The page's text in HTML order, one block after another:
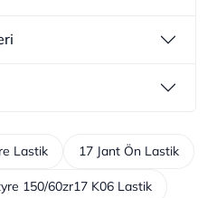
Lastik 17 Jant Ön Lastik
150/60zr17 K06 Lastik